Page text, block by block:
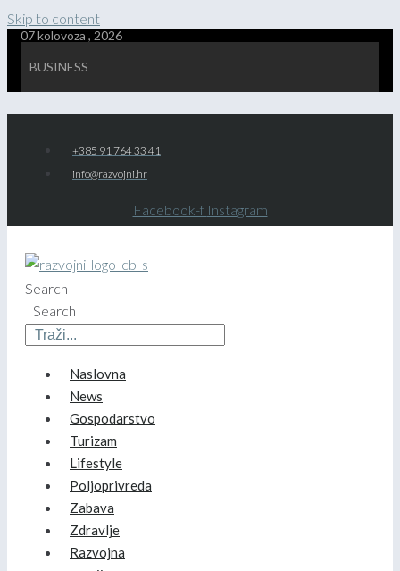
Skip to content
07 kolovoza , 2026
BUSINESS
+385 91 764 33 41
info@razvojni.hr
Facebook-f Instagram
Search
Search
Naslovna
News
Gospodarstvo
Turizam
Lifestyle
Poljoprivreda
Zabava
Zdravlje
Razvojna